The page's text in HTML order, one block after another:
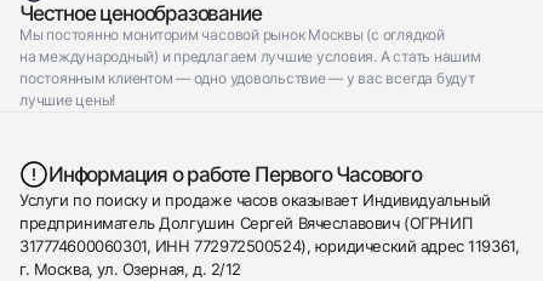
Честное ценообразование
Мы постоянно мониторим часовой рынок Москвы (с оглядкой
на международный) и предлагаем лучшие условия. А стать нашим
постоянным клиентом — одно удовольствие — у вас всегда будут
лучшие цены!
Информация о работе Первого Часового
Услуги по поиску и продаже часов оказывает Индивидуальный
предприниматель Долгушин Сергей Вячеславович (ОГРНИП
317774600060301, ИНН 772972500524), юридический адрес 119361,
г. Москва, ул. Озерная, д. 2/12